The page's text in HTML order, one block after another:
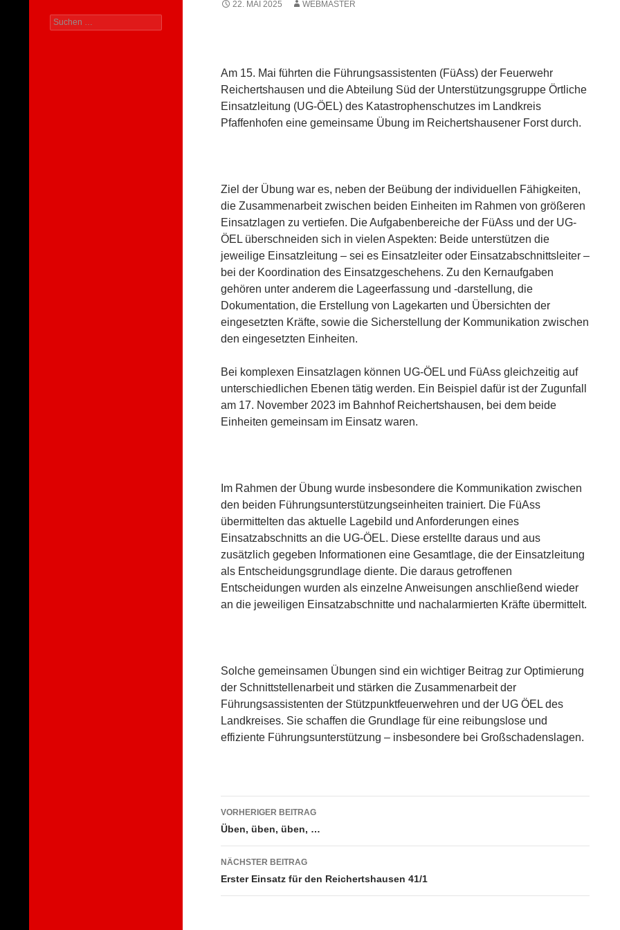
22. MAI 2025 WEBMASTER
Am 15. Mai führten die Führungsassistenten (FüAss) der Feuerwehr
Reichertshausen und die Abteilung Süd der Unterstützungsgruppe Örtliche
Einsatzleitung (UG-ÖEL) des Katastrophenschutzes im Landkreis
Pfaffenhofen eine gemeinsame Übung im Reichertshausener Forst durch.
Ziel der Übung war es, neben der Beübung der individuellen Fähigkeiten,
die Zusammenarbeit zwischen beiden Einheiten im Rahmen von größeren
Einsatzlagen zu vertiefen. Die Aufgabenbereiche der FüAss und der UG-
ÖEL überschneiden sich in vielen Aspekten: Beide unterstützen die
jeweilige Einsatzleitung – sei es Einsatzleiter oder Einsatzabschnittsleiter –
bei der Koordination des Einsatzgeschehens. Zu den Kernaufgaben
gehören unter anderem die Lageerfassung und -darstellung, die
Dokumentation, die Erstellung von Lagekarten und Übersichten der
eingesetzten Kräfte, sowie die Sicherstellung der Kommunikation zwischen
den eingesetzten Einheiten.
Bei komplexen Einsatzlagen können UG-ÖEL und FüAss gleichzeitig auf
unterschiedlichen Ebenen tätig werden. Ein Beispiel dafür ist der Zugunfall
am 17. November 2023 im Bahnhof Reichertshausen, bei dem beide
Einheiten gemeinsam im Einsatz waren.
Im Rahmen der Übung wurde insbesondere die Kommunikation zwischen
den beiden Führungsunterstützungseinheiten trainiert. Die FüAss
übermittelten das aktuelle Lagebild und Anforderungen eines
Einsatzabschnitts an die UG-ÖEL. Diese erstellte daraus und aus
zusätzlich gegeben Informationen eine Gesamtlage, die der Einsatzleitung
als Entscheidungsgrundlage diente. Die daraus getroffenen
Entscheidungen wurden als einzelne Anweisungen anschließend wieder
an die jeweiligen Einsatzabschnitte und nachalarmierten Kräfte übermittelt.
Solche gemeinsamen Übungen sind ein wichtiger Beitrag zur Optimierung
der Schnittstellenarbeit und stärken die Zusammenarbeit der
Führungsassistenten der Stützpunktfeuerwehren und der UG ÖEL des
Landkreises. Sie schaffen die Grundlage für eine reibungslose und
effiziente Führungsunterstützung – insbesondere bei Großschadenslagen.
Beitragsnavigation
VORHERIGER BEITRAG
Üben, üben, üben, …
NÄCHSTER BEITRAG
Erster Einsatz für den Reichertshausen 41/1
Suchen
nach: